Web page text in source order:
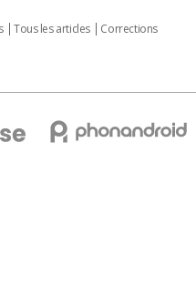
Tous les articles
Corrections